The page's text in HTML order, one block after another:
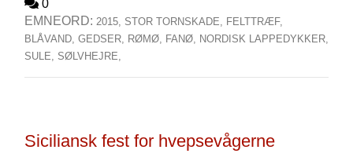
0
EMNEORD: 2015, STOR TORNSKADE, FELTTRÆF,
BLÅVAND, GEDSER, RØMØ, FANØ, NORDISK LAPPEDYKKER,
SULE, SØLVHEJRE,
Siciliansk fest for hvepsevågerne